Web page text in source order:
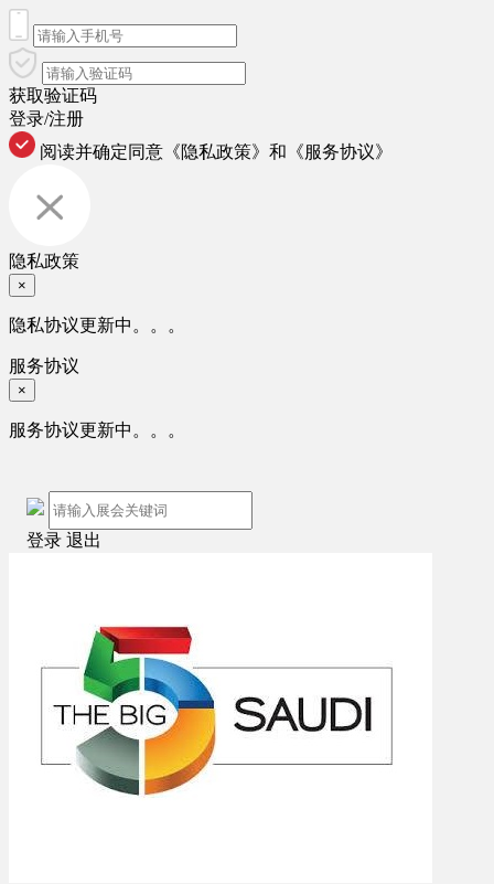
获取验证码
登录/注册
阅读并确定同意 《隐私政策》 和 《服务协议》
隐私政策
×
隐私协议更新中。。。
服务协议
×
服务协议更新中。。。
登录 退出